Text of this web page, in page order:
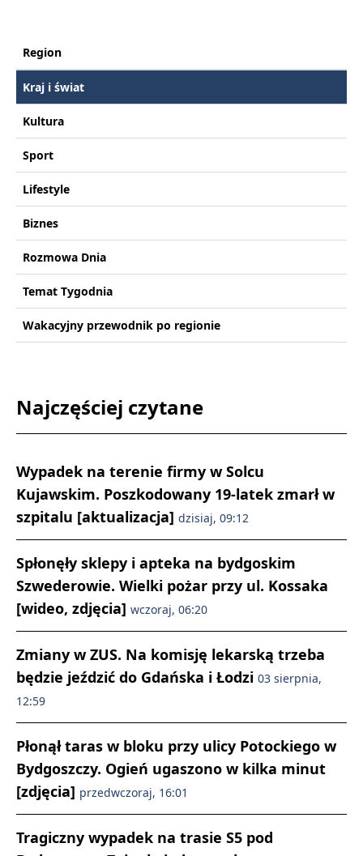
Region
Kraj i świat
Kultura
Sport
Lifestyle
Biznes
Rozmowa Dnia
Temat Tygodnia
Wakacyjny przewodnik po regionie
Najczęściej czytane
Wypadek na terenie firmy w Solcu
Kujawskim. Poszkodowany 19-latek zmarł w
szpitalu [aktualizacja] dzisiaj, 09:12
Spłonęły sklepy i apteka na bydgoskim
Szwederowie. Wielki pożar przy ul. Kossaka
[wideo, zdjęcia] wczoraj, 06:20
Zmiany w ZUS. Na komisję lekarską trzeba
będzie jeździć do Gdańska i Łodzi 03 sierpnia,
12:59
Płonął taras w bloku przy ulicy Potockiego w
Bydgoszczy. Ogień ugaszono w kilka minut
[zdjęcia] przedwczoraj, 16:01
Tragiczny wypadek na trasie S5 pod